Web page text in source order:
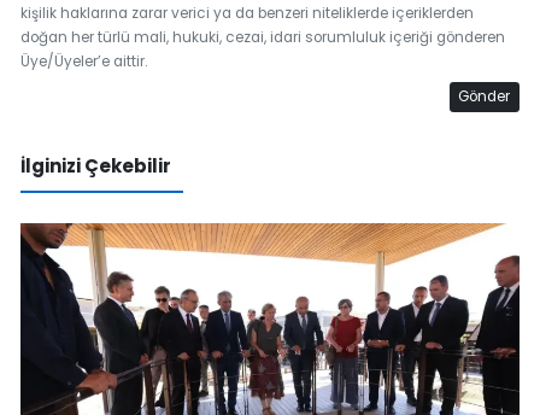
kişilik haklarına zarar verici ya da benzeri niteliklerde içeriklerden
doğan her türlü mali, hukuki, cezai, idari sorumluluk içeriği gönderen
Üye/Üyeler’e aittir.
Gönder
İlginizi Çekebilir